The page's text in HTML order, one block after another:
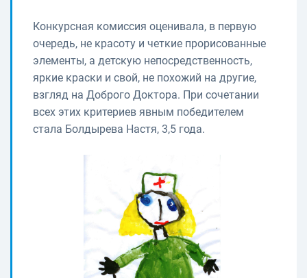
Конкурсная комиссия оценивала, в первую
очередь, не красоту и четкие прорисованные
элементы, а детскую непосредственность,
яркие краски и свой, не похожий на другие,
взгляд на Доброго Доктора. При сочетании
всех этих критериев явным победителем
стала Болдырева Настя, 3,5 года.